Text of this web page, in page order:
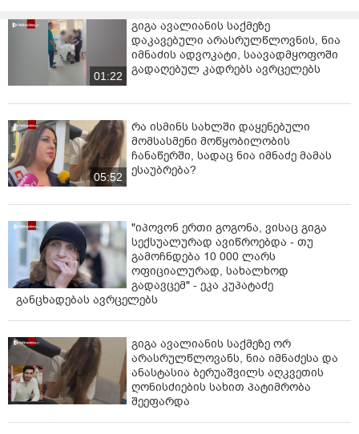
01:22
გიგა ავალიანის საქმეზე
დაკავებული არასრულწლოვნის, ნია
იმნაძის ადვოკატი, საავადმყოფოში
გადაღებულ კადრებს ავრცელებს
05:52
რა ისმინს სახლში დაყენებული
მომსასმენი მოწყობილობის
ჩანაწერში, სადაც ნია იმნაძე მამას
ესაუბრება?
"იპოვონ ერთი გოგონა, ვისაც გიგა
სექსუალურად ავიწროებდა - თუ
გამოჩნდება 10 000 ლარს
ოფიციალურად, სახალხოდ
გადავცემ" - ეკა კუპატაძე
განცხადებას ავრცელებს
გიგა ავალიანის საქმეზე ორ
არასრულწლოვანს, ნია იმნაძესა და
ანასტასია ბერუაშვილს აღკვეთის
ღონისძიების სახით პატიმრობა
შეეფარდა